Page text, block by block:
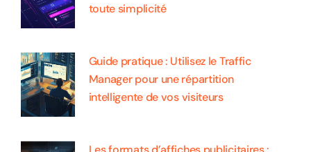
toute simplicité
Guide pratique : Utilisez le Traffic
Manager pour une répartition
intelligente de vos visiteurs